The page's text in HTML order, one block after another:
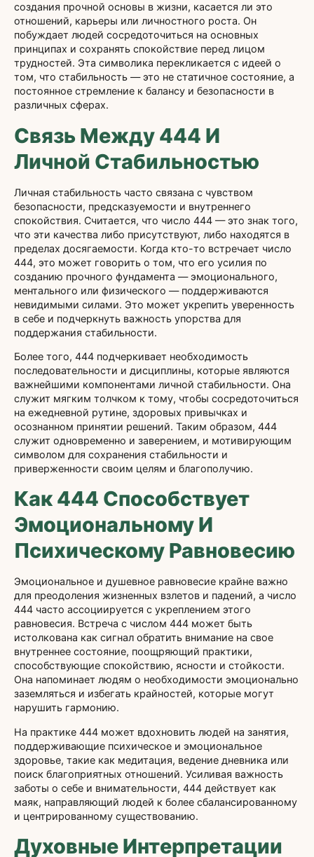
создания прочной основы в жизни, касается ли это
отношений, карьеры или личностного роста. Он
побуждает людей сосредоточиться на основных
принципах и сохранять спокойствие перед лицом
трудностей. Эта символика перекликается с идеей о
том, что стабильность — это не статичное состояние, а
постоянное стремление к балансу и безопасности в
различных сферах.
Связь Между 444 И
Личной Стабильностью
Личная стабильность часто связана с чувством
безопасности, предсказуемости и внутреннего
спокойствия. Считается, что число 444 — это знак того,
что эти качества либо присутствуют, либо находятся в
пределах досягаемости. Когда кто-то встречает число
444, это может говорить о том, что его усилия по
созданию прочного фундамента — эмоционального,
ментального или физического — поддерживаются
невидимыми силами. Это может укрепить уверенность
в себе и подчеркнуть важность упорства для
поддержания стабильности.
Более того, 444 подчеркивает необходимость
последовательности и дисциплины, которые являются
важнейшими компонентами личной стабильности. Она
служит мягким толчком к тому, чтобы сосредоточиться
на ежедневной рутине, здоровых привычках и
осознанном принятии решений. Таким образом, 444
служит одновременно и заверением, и мотивирующим
символом для сохранения стабильности и
приверженности своим целям и благополучию.
Как 444 Способствует
Эмоциональному И
Психическому Равновесию
Эмоциональное и душевное равновесие крайне важно
для преодоления жизненных взлетов и падений, а число
444 часто ассоциируется с укреплением этого
равновесия. Встреча с числом 444 может быть
истолкована как сигнал обратить внимание на свое
внутреннее состояние, поощряющий практики,
способствующие спокойствию, ясности и стойкости.
Она напоминает людям о необходимости эмоционально
заземляться и избегать крайностей, которые могут
нарушить гармонию.
На практике 444 может вдохновить людей на занятия,
поддерживающие психическое и эмоциональное
здоровье, такие как медитация, ведение дневника или
поиск благоприятных отношений. Усиливая важность
заботы о себе и внимательности, 444 действует как
маяк, направляющий людей к более сбалансированному
и центрированному существованию.
Духовные Интерпретации